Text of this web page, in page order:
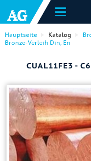
Hauptseite Katalog
Bronze-Verleih Din, En
CUAL11FE3 -